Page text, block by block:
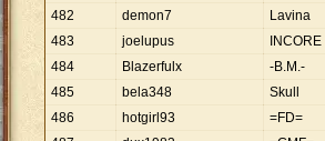
482
demon7 Lavina
483
joelupus INCORE
484
Blazerfulx -B.M.-
485
bela348 Skull
486
hotgirl93 =FD=